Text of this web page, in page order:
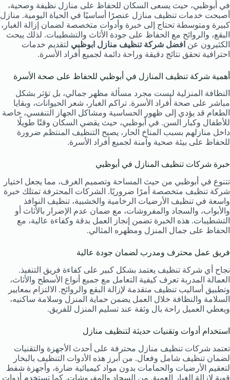
في أبوظبي، حيث يسعى السكان للحفاظ على منازل نظيفة وصحية،
أصبحت خدمات تنظيف منازل عنصرًا أساسيًا في الحياة اليومية. منازل
كبيرة ومتوسطة تحتاج إلى خبرة وأدوات متخصصة لضمان إزالة الغبار،
البقع، والروائح مع الحفاظ على جودة الأثاث والتشطيبات. لذلك يبحث
الكثيرون عن افضل شركة تنظيف منازل ابوظبي لتقديم خدمات
احترافية تحقق نتائج دقيقة وراحة دائمة لجميع أفراد الأسرة.
أهمية شركة تنظيف المنازل في أبوظبي للحفاظ على صحة الأسرة
النظافة المنزلية ليست مجرد مسألة مظهر جمالي، بل تؤثر بشكل
مباشر على صحة أفراد الأسرة. تراكم الغبار، شعر الحيوانات، وبقايا
الطعام قد يؤدي إلى ظهور الحساسية ومشاكل الجهاز التنفسي، خاصة
للأطفال وكبار السن. في أبوظبي، حيث يقضي السكان وقتًا طويلًا
داخل منازلهم بسبب المناخ الحار، يصبح التنظيف المنتظم ضرورة
للحفاظ على بيئة صحية وآمنة لجميع أفراد الأسرة.
خبرة شركات تنظيف المنازل في أبوظبي
تتنوع في أبوظبي من حيث المساحة وتصميم الغرف، مما يجعل اختيار
شركة تنظيف متخصصة أمرًا ضروريًا. الشركات المحترفة تمتلك خبرة
واسعة في تنظيف الأرضيات الرخامية والخشبية، تنظيف النوافذ
والأبواب، والسجاد والمفروشات، مع ضمان عدم الإضرار بالأثاث أو
التشطيبات. هذه الخبرة تضمن إنجاز العمل بدقة وكفاءة عالية، مع
الحفاظ على جمال المنزل ومظهره المثالي.
فريق عمل محترف ومدرب لضمان جودة عالية
نجاح أي شركة تنظيف يعتمد بشكل كبير على كفاءة فريق التنفيذ.
العمالة المدربة تعرف كيفية التعامل مع جميع أنواع الأسطح والأثاث،
وتطبيق أساليب تنظيف متقدمة لإزالة البقع والروائح. الالتزام بمعايير
السلامة والنظافة خلال العمل يضمن حماية المنزل وسلامة ساكنيه،
ويعطي العميل راحة بال وثقة عند تسليم المنزل للفريق.
استخدام أدوات وتقنيات حديثة لتنظيف منازل
تعتمد شركات تنظيف منازل محترفة على أحدث الأجهزة والتقنيات
لضمان تنظيف شامل وفعال. من أبرز هذه الأدوات التنظيف بالبخار
لتعقيم الأرضيات والحمامات بدون مواد كيميائية ضارة، وأجهزة شفط
قوية لإزالة الغبار العميق من السجاد والمفروشات. كما تستخدم أدوات